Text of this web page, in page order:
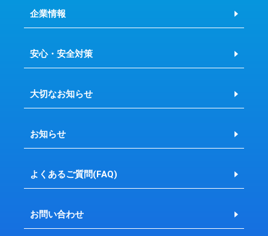
企業情報
安心・安全対策
大切なお知らせ
お知らせ
よくあるご質問(FAQ)
お問い合わせ